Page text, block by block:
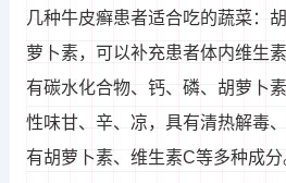
几种牛皮癣患者适合吃的蔬菜：
萝卜素，可以补充患者体内维生
有碳水化合物、钙、磷、胡萝卜
性味甘、辛、凉，具有清热解毒
有胡萝卜素、维生素C等多种成分